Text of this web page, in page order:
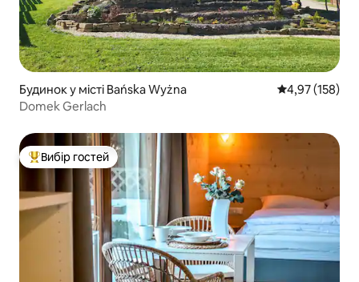
Будинок у місті Bańska Wyżna Середня
4,97 (158)
Domek Gerlach
Топ вибір гостей
Вибір гостей